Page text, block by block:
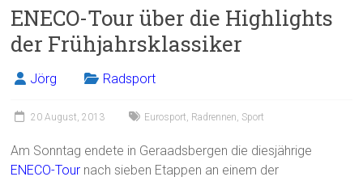
ENECO-Tour über die Highlights
der Frühjahrsklassiker
Jörg Radsport
20 August, 2013 Eurosport, Radrennen, Sport
Am Sonntag endete in Geraadsbergen die diesjährige
ENECO-Tour nach sieben Etappen an einem der